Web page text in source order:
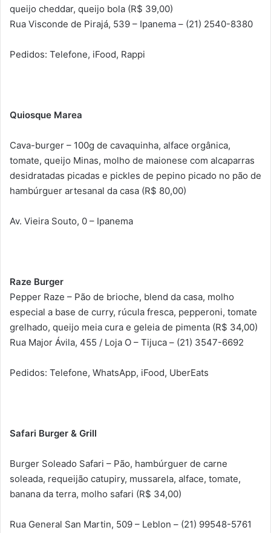
queijo cheddar, queijo bola (R$ 39,00)
Rua Visconde de Pirajá, 539 – Ipanema – (21) 2540-8380
Pedidos: Telefone, iFood, Rappi
Quiosque Marea
Cava-burger – 100g de cavaquinha, alface orgânica,
tomate, queijo Minas, molho de maionese com alcaparras
desidratadas picadas e pickles de pepino picado no pão de
hambúrguer artesanal da casa (R$ 80,00)
Av. Vieira Souto, 0 – Ipanema
Raze Burger
Pepper Raze – Pão de brioche, blend da casa, molho
especial a base de curry, rúcula fresca, pepperoni, tomate
grelhado, queijo meia cura e geleia de pimenta (R$ 34,00)
Rua Major Ávila, 455 / Loja O – Tijuca – (21) 3547-6692
Pedidos: Telefone, WhatsApp, iFood, UberEats
Safari Burger & Grill
Burger Soleado Safari – Pão, hambúrguer de carne
soleada, requeijão catupiry, mussarela, alface, tomate,
banana da terra, molho safari (R$ 34,00)
Rua General San Martin, 509 – Leblon – (21) 99548-5761